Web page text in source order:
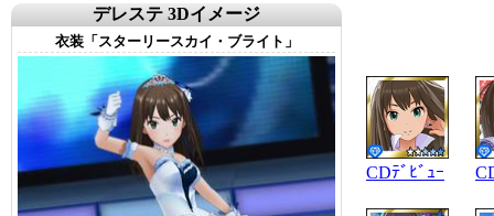
CDﾃﾞﾋﾞｭｰ
デレステ 3Dイメージ
衣装「スターリースカイ・ブライト」